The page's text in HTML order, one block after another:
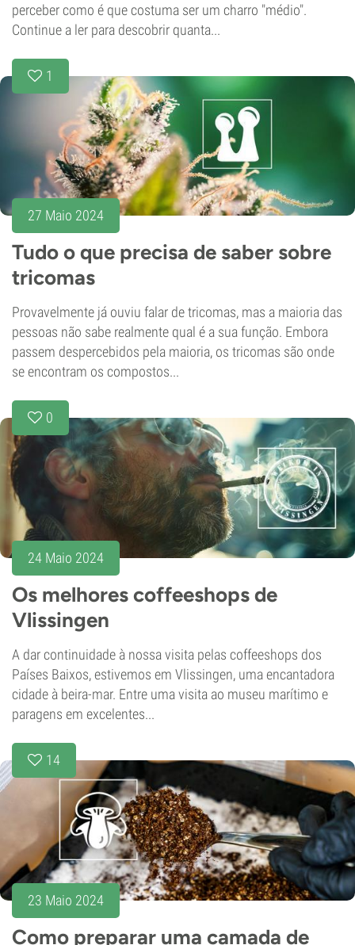
perceber como é que costuma ser um charro "médio".
Continue a ler para descobrir quanta...
1
27 Maio 2024
Tudo o que precisa de saber sobre
tricomas
Provavelmente já ouviu falar de tricomas, mas a maioria das
pessoas não sabe realmente qual é a sua função. Embora
passem despercebidos pela maioria, os tricomas são onde
se encontram os compostos...
0
24 Maio 2024
Os melhores coffeeshops de
Vlissingen
A dar continuidade à nossa visita pelas coffeeshops dos
Países Baixos, estivemos em Vlissingen, uma encantadora
cidade à beira-mar. Entre uma visita ao museu marítimo e
paragens em excelentes...
14
23 Maio 2024
Como preparar uma camada de